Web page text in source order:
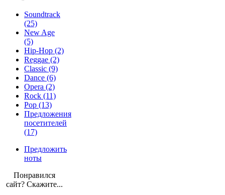
Soundtrack
(25)
New Age
(5)
Hip-Hop (2)
Reggae (2)
Classic (9)
Dance (6)
Opera (2)
Rock (11)
Pop (13)
Предложения
посетителей
(17)
Предложить
ноты
Понравился
сайт? Скажите...